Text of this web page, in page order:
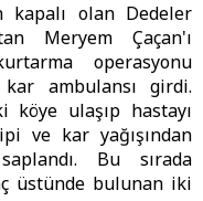
kapalı olan Dedeler
Meryem Çaçan'ı
operasyonu
ambulansı girdi.
köye ulaşıp hastayı
ve kar yağışından
Bu sırada
üstünde bulunan iki